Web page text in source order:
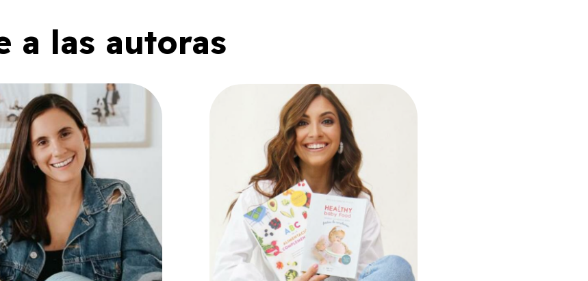
a las autoras